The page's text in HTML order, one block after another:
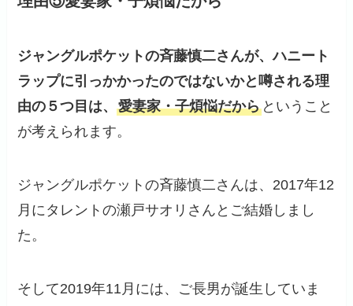
ジャングルポケットの斉藤慎二さんが、ハニート
ラップに引っかかったのではないかと噂される理
由の５つ目は、愛妻家・子煩悩だから ということ
が考えられます。
ジャングルポケットの斉藤慎二さんは、2017年12
月にタレントの瀬戸サオリさんとご結婚しまし
た。
そして2019年11月には、ご長男が誕生していま